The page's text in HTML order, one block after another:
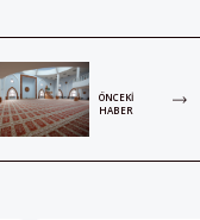
ÖNCEKI
HABER